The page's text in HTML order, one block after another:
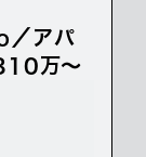
／アパ
万～